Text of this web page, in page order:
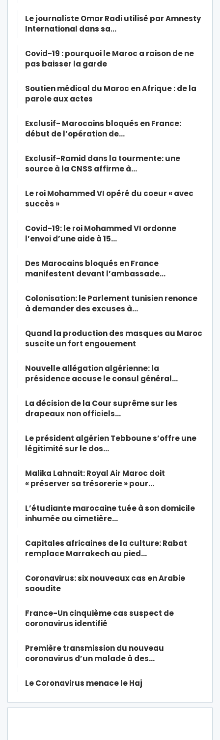
Le journaliste Omar Radi utilisé par Amnesty
International dans sa…
Covid-19 : pourquoi le Maroc a raison de ne
pas baisser la garde
Soutien médical du Maroc en Afrique : de la
parole aux actes
Exclusif- Marocains bloqués en France:
début de l’opération de…
Exclusif-Ramid dans la tourmente: une
source à la CNSS affirme à…
Le roi Mohammed VI opéré du coeur « avec
succès »
Covid-19: le roi Mohammed VI ordonne
l’envoi d’une aide à 15…
Des Marocains bloqués en France
manifestent devant l’ambassade…
Colonisation: le Parlement tunisien renonce
à demander des excuses à…
Quand la production des masques au Maroc
suscite un fort engouement
Nouvelle allégation algérienne: la
présidence accuse le consul général…
La décision de la Cour suprême sur les
drapeaux non officiels…
Le président algérien Tebboune s’offre une
légitimité sur le dos…
Malika Lahnait: Royal Air Maroc doit
« préserver sa trésorerie » pour…
L’étudiante marocaine tuée à son domicile
inhumée au cimetière…
Capitales africaines de la culture: Rabat
remplace Marrakech au pied…
Coronavirus: six nouveaux cas en Arabie
saoudite
France-Un cinquième cas suspect de
coronavirus identifié
Première transmission du nouveau
coronavirus d’un malade à des…
Le Coronavirus menace le Haj